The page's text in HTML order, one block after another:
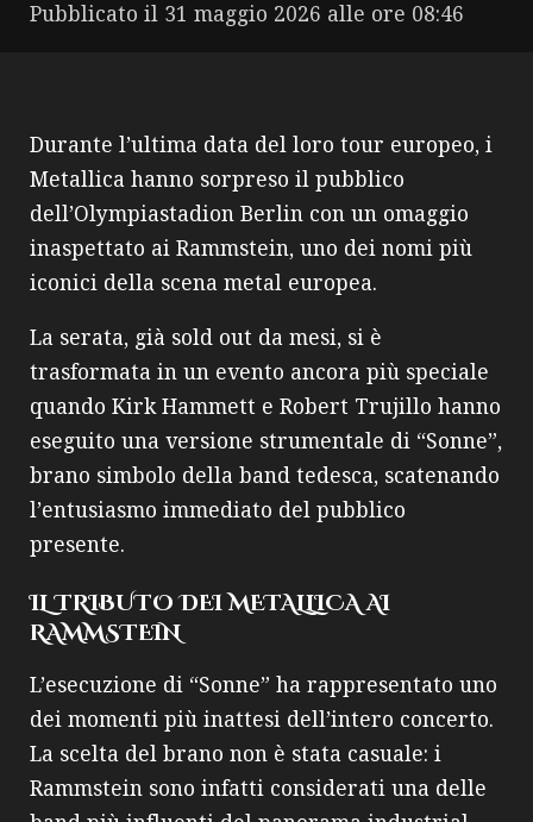
Pubblicato il 31 maggio 2026 alle ore 08:46
Durante l’ultima data del loro tour europeo, i
Metallica hanno sorpreso il pubblico
dell’Olympiastadion Berlin con un omaggio
inaspettato ai Rammstein, uno dei nomi più
iconici della scena metal europea.
La serata, già sold out da mesi, si è
trasformata in un evento ancora più speciale
quando Kirk Hammett e Robert Trujillo hanno
eseguito una versione strumentale di “Sonne”,
brano simbolo della band tedesca, scatenando
l’entusiasmo immediato del pubblico
presente.
IL TRIBUTO DEI METALLICA AI
RAMMSTEIN
L’esecuzione di “Sonne” ha rappresentato uno
dei momenti più inattesi dell’intero concerto.
La scelta del brano non è stata casuale: i
Rammstein sono infatti considerati una delle